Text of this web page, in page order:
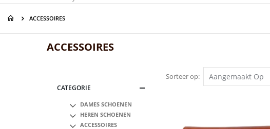
ACCESSOIRES
ACCESSOIRES
Sorteer op
CATEGORIE
DAMES SCHOENEN
HEREN SCHOENEN
ACCESSOIRES